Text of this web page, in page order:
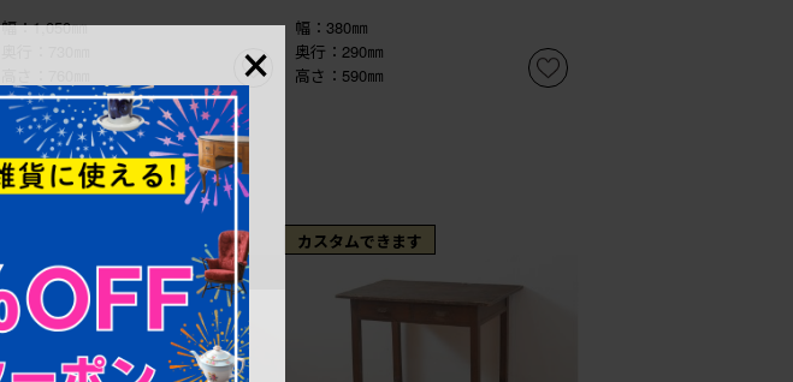
幅：1,050㎜
幅：380㎜
奥行：290㎜
高さ：590㎜
カスタムできます
×